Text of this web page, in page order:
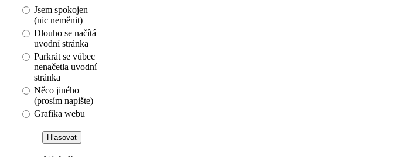
Jsem spokojen
(nic neměnit)
Dlouho se načítá
uvodní stránka
Parkrát se vúbec
nenačetla uvodní
stránka
Něco jiného
(prosím napište)
Grafika webu